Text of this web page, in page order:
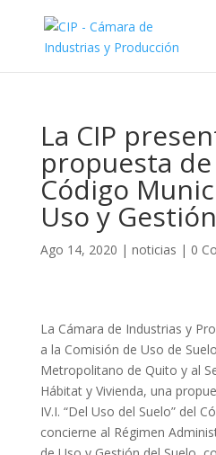
La CIP
propuesta
Código
Uso y
Ago 14, 2020 | noticias | 0
La Cámara de Industrias y
a la Comisión de Uso de
Metropolitano de Quito y al
Hábitat y Vivienda, una
IV.I. “Del Uso del Suelo” del
concierne al Régimen